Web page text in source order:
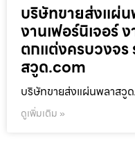
บริษัทขายส่งแผ่น
งานเฟอร์นิเจอร์
ตกแต่งครบวงจร
สวูด.com
บริษัทขายส่งแผ่นพลาสวูด
ดูเพิ่มเติม »